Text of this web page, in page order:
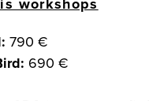
790 €
690 €